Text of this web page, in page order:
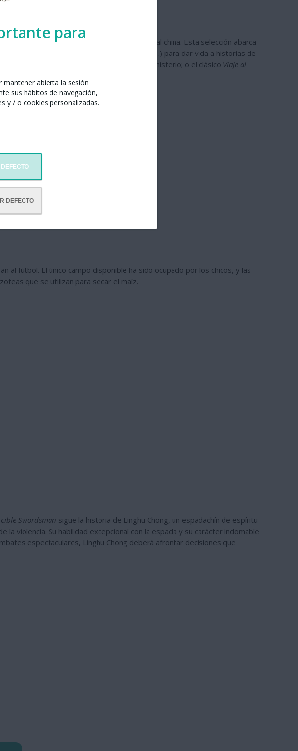
para
mantener abierta la sesión
sus hábitos de navegación,
y / o cookies personalizadas.
DEFECTO
en cuentos populares y literatura tradicional china. Esta selección abarca
(recorte de papel, caligrafía china, 3D…) para dar vida a historias de
谐记), una colección de relatos folclóricos de misterio; o el clásico Viaje al
al fútbol. El único campo disponible ha sido ocupado por los chicos, y las
que se utilizan para secar el maíz.
Swordsman sigue la historia de Linghu Chong, un espadachín de espíritu
violencia. Su habilidad excepcional con la espada y su carácter indomable
espectaculares, Linghu Chong deberá afrontar decisiones que